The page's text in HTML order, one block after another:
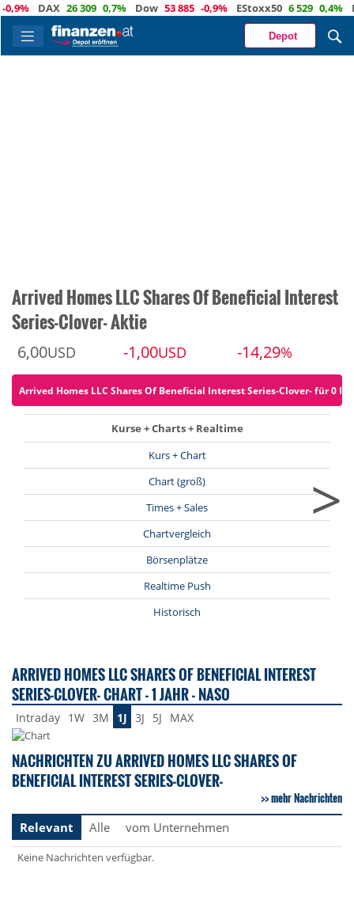
DAX 26 309 0,7% Dow 53 885 -0,9% EStoxx50 6 529 0,4%
Depot
Arrived Homes LLC Shares Of Beneficial Interest
Series-Clover- Aktie
6,00USD -1,00USD -14,29%
Arrived Homes LLC Shares Of Beneficial Interest Series-Clover- für 0
Kurse + Charts + Realtime
Kurs + Chart
Chart (groß)
Times + Sales
Chartvergleich
Börsenplätze
Realtime Push
Historisch
>
ARRIVED HOMES LLC SHARES OF BENEFICIAL INTEREST
SERIES-CLOVER- CHART - 1 JAHR - NASO
Intraday 1W 3M 1J 3J 5J MAX
NACHRICHTEN ZU ARRIVED HOMES LLC SHARES OF
BENEFICIAL INTEREST SERIES-CLOVER-
mehr Nachrichten
Relevant
Alle vom Unternehmen
Keine Nachrichten verfügbar.